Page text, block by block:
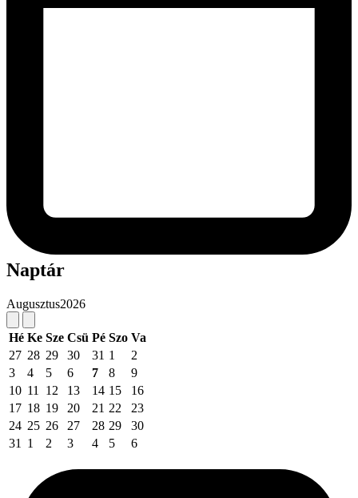
Naptár
Augusztus2026
Hé Ke Sze Csü Pé Szo Va
27 28 29 30 31 1
2
3
4 5 6 7 8
9
10 11 12 13 14 15
16
17 18 19 20 21 22
23
24 25 26 27 28 29
30
31
1 2 3 4 5 6